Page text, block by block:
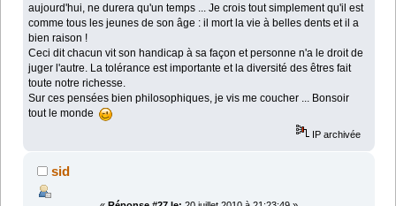
aujourd'hui, ne durera qu'un temps ... Je crois tout simplement qu'il est
comme tous les jeunes de son âge : il mort la vie à belles dents et il a
bien raison !
Ceci dit chacun vit son handicap à sa façon et personne n'a le droit de
juger l'autre. La tolérance est importante et la diversité des êtres fait
toute notre richesse.
Sur ces pensées bien philosophiques, je vis me coucher ... Bonsoir
tout le monde
IP archivée
sid